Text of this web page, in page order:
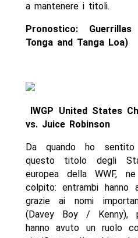
a mantenere i titoli.
Pronostico:
Tonga and Tanga Loa)
IWGP United States
vs. Juice Robinson
Da quando ho sentito
questo titolo degli
europea della WWF,
colpito: entrambi hanno
grazie ai nomi
(Davey Boy / Kenny),
hanno avuto un ruolo